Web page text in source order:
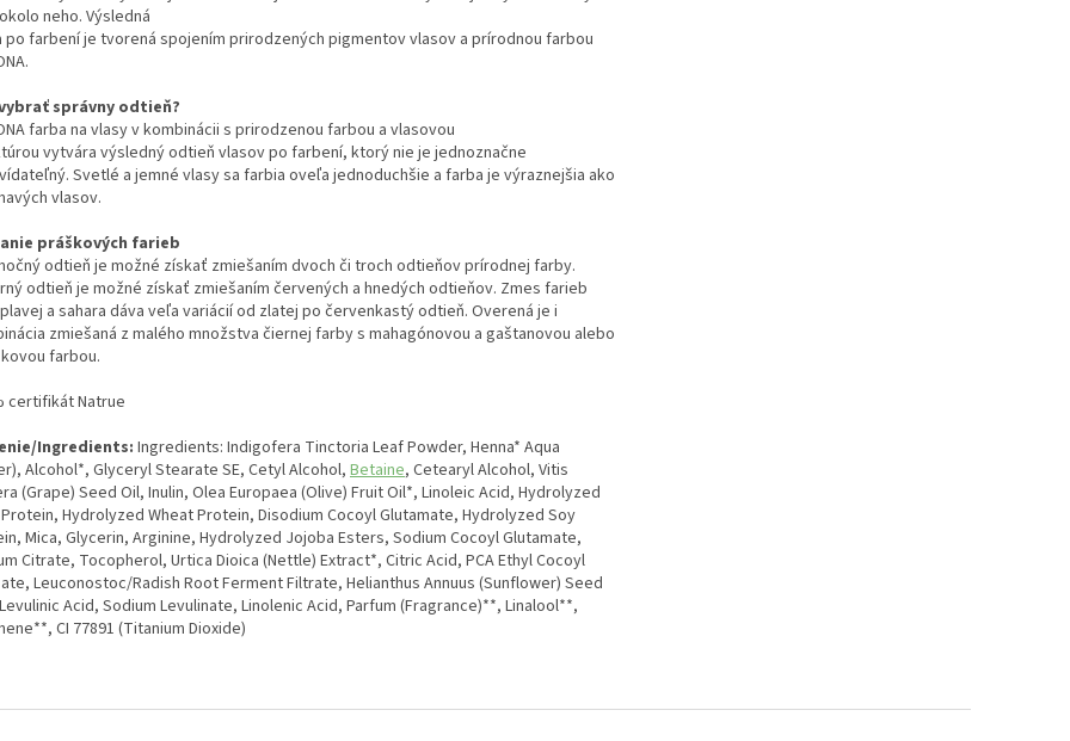
neho. Výsledná
po farbení je tvorená spojením prirodzených pigmentov vlasov a prírodnou farbou
správny odtieň?
farba na vlasy v kombinácii s prirodzenou farbou a vlasovou
vytvára výsledný odtieň vlasov po farbení, ktorý nie je jednoznačne
Svetlé a jemné vlasy sa farbia oveľa jednoduchšie a farba je výraznejšia ako
vlasov.
práškových farieb
odtieň je možné získať zmiešaním dvoch či troch odtieňov prírodnej farby.
odtieň je možné získať zmiešaním červených a hnedých odtieňov. Zmes farieb
a sahara dáva veľa variácií od zlatej po červenkastý odtieň. Overená je i
zmiešaná z malého množstva čiernej farby s mahagónovou a gaštanovou alebo
farbou.
certifikát Natrue
Ingredients: Ingredients: Indigofera Tinctoria Leaf Powder, Henna* Aqua
Alcohol*, Glyceryl Stearate SE, Cetyl Alcohol, Betaine, Cetearyl Alcohol, Vitis
(Grape) Seed Oil, Inulin, Olea Europaea (Olive) Fruit Oil*, Linoleic Acid, Hydrolyzed
Hydrolyzed Wheat Protein, Disodium Cocoyl Glutamate, Hydrolyzed Soy
Mica, Glycerin, Arginine, Hydrolyzed Jojoba Esters, Sodium Cocoyl Glutamate,
Citrate, Tocopherol, Urtica Dioica (Nettle) Extract*, Citric Acid, PCA Ethyl Cocoyl
Leuconostoc/Radish Root Ferment Filtrate, Helianthus Annuus (Sunflower) Seed
Acid, Sodium Levulinate, Linolenic Acid, Parfum (Fragrance)**, Linalool**,
CI 77891 (Titanium Dioxide)